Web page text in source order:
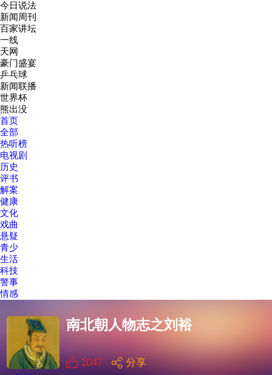
今日说法
新闻周刊
百家讲坛
一线
天网
豪门盛宴
乒乓球
新闻联播
世界杯
熊出没
首页
全部
热听榜
电视剧
历史
评书
解案
健康
文化
戏曲
悬疑
青少
生活
科技
警事
情感
南北朝人物志之刘裕
1047 分享
1-14